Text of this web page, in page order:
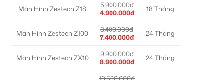
Màn Hình Zestech Z18
5.900.000đ
4.900.000đ
18 Tháng
Màn Hình Zestech Z100
8.400.000đ
7.400.000đ
24 Tháng
Màn Hình Zestech ZX10
9.900.000đ
8.900.000đ
24 Tháng
10.500.000đ